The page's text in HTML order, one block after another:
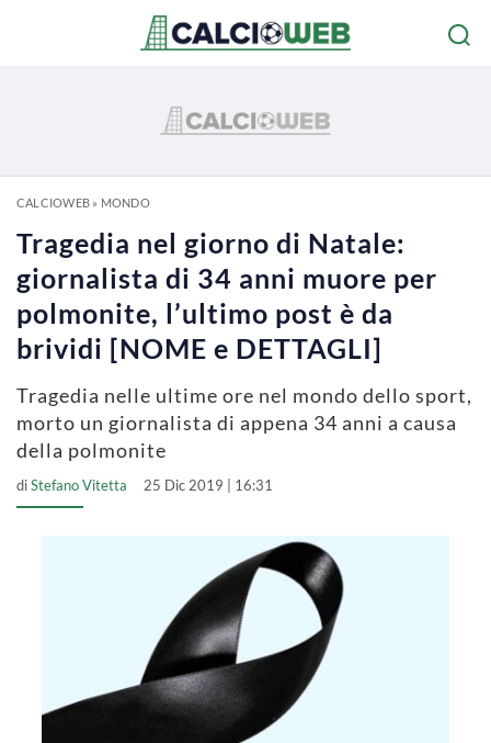
CALCIOWEB» MONDO
Tragedia nel giorno di Natale:
giornalista di 34 anni muore per
polmonite, l’ultimo post è da
brividi [NOME e DETTAGLI]
Tragedia nelle ultime ore nel mondo dello sport,
morto un giornalista di appena 34 anni a causa
della polmonite
diStefano Vitetta 25 Dic 2019 | 16:31